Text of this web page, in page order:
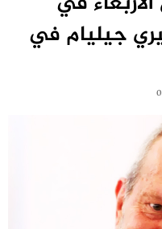
جيليام في
0